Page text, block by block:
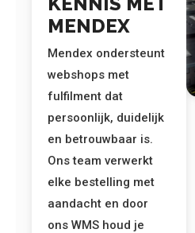
MENDEX
Mendex ondersteunt
webshops met
fulfilment dat
persoonlijk, duidelijk
en betrouwbaar is.
Ons team verwerkt
elke bestelling met
aandacht en door
ons WMS houd je